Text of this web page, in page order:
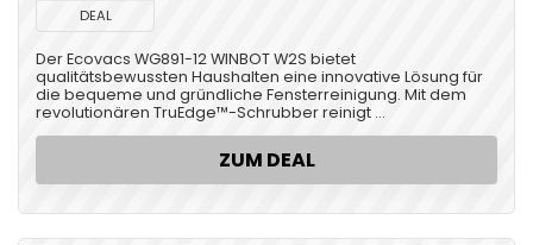
DEAL
Der Ecovacs WG891-12 WINBOT W2S bietet
qualitätsbewussten Haushalten eine innovative Lösung für
die bequeme und gründliche Fensterreinigung. Mit dem
revolutionären TruEdge™-Schrubber reinigt ...
ZUM DEAL